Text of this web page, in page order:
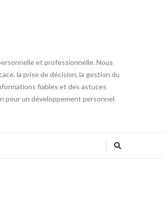
et professionnelle. Nous
la prise de décision, la gestion du
fiables et des astuces
pour un développement personnel